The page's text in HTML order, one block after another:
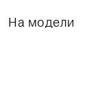
На модели